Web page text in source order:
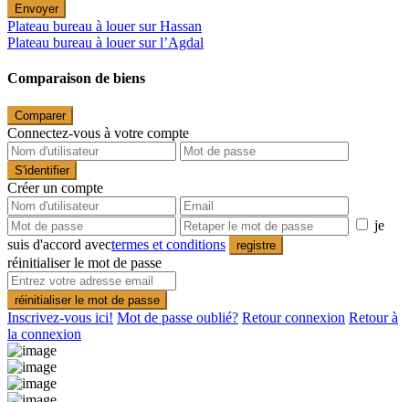
Envoyer
Plateau bureau à louer sur Hassan
Plateau bureau à louer sur l’Agdal
Comparaison de biens
Comparer
Connectez-vous à votre compte
S'identifier
Créer un compte
je
suis d'accord avectermes et conditions registre
réinitialiser le mot de passe
réinitialiser le mot de passe
Inscrivez-vous ici! Mot de passe oublié? Retour connexion Retour à
la connexion